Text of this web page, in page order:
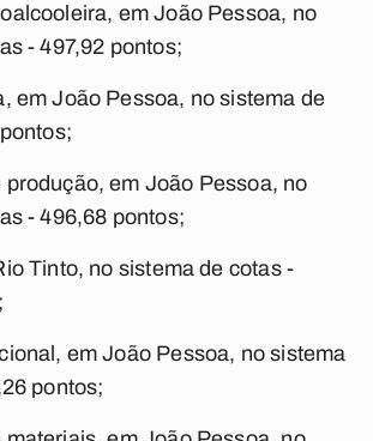
em João Pessoa, no
- 497,92 pontos;
em João Pessoa, no sistema de
produção, em João Pessoa, no
- 496,68 pontos;
Tinto, no sistema de cotas -
em João Pessoa, no sistema
pontos;